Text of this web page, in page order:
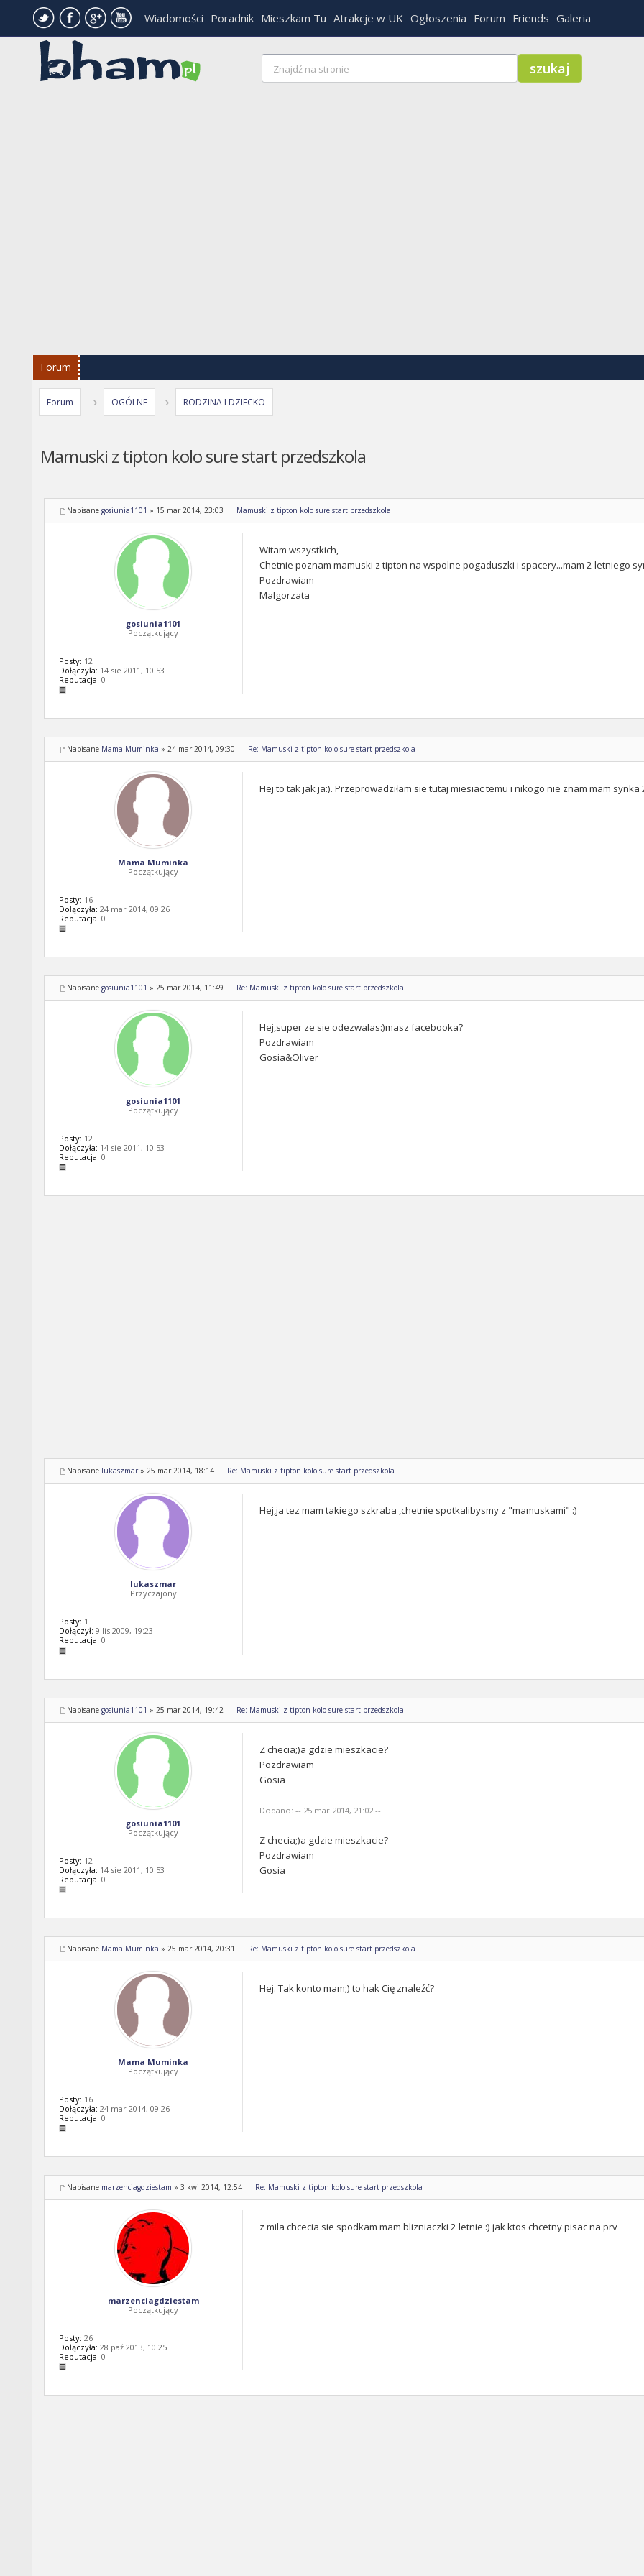
Wiadomości Poradnik Mieszkam Tu Atrakcje w UK Ogłoszenia Forum Friends Galeria
Forum
Forum OGÓLNE RODZINA I DZIECKO
Mamuski z tipton kolo sure start przedszkola
Napisane gosiunia1101 » 15 mar 2014, 23:03 Mamuski z tipton kolo sure start przedszkola
Witam wszystkich,
Chetnie poznam mamuski z tipton na wspolne pogaduszki i spacery...mam 2 letniego
Pozdrawiam
Malgorzata
gosiunia1101
Początkujący
Posty: 12
Dołączyła: 14 sie 2011, 10:53
Reputacja: 0
Napisane Mama Muminka » 24 mar 2014, 09:30 Re: Mamuski z tipton kolo sure start przedszkola
Hej to tak jak ja:). Przeprowadziłam sie tutaj miesiac temu i nikogo nie znam mam
Mama Muminka
Początkujący
Posty: 16
Dołączyła: 24 mar 2014, 09:26
Reputacja: 0
Napisane gosiunia1101 » 25 mar 2014, 11:49 Re: Mamuski z tipton kolo sure start przedszkola
Hej,super ze sie odezwalas:)masz facebooka?
Pozdrawiam
Gosia&Oliver
gosiunia1101
Początkujący
Posty: 12
Dołączyła: 14 sie 2011, 10:53
Reputacja: 0
Napisane lukaszmar» 25 mar 2014, 18:14 Re: Mamuski z tipton kolo sure start przedszkola
Hej,ja tez mam takiego szkraba ,chetnie spotkalibysmy z "mamuskami" :)
lukaszmar
Przyczajony
Posty: 1
Dołączył: 9 lis 2009, 19:23
Reputacja: 0
Napisane gosiunia1101 » 25 mar 2014, 19:42 Re: Mamuski z tipton kolo sure start przedszkola
Z checia;)a gdzie mieszkacie?
Pozdrawiam
Gosia
Dodano: -- 25 mar 2014, 21:02 --
Z checia;)a gdzie mieszkacie?
Pozdrawiam
Gosia
gosiunia1101
Początkujący
Posty: 12
Dołączyła: 14 sie 2011, 10:53
Reputacja: 0
Napisane Mama Muminka » 25 mar 2014, 20:31 Re: Mamuski z tipton kolo sure start przedszkola
Hej. Tak konto mam;) to hak Cię znaleźć?
Mama Muminka
Początkujący
Posty: 16
Dołączyła: 24 mar 2014, 09:26
Reputacja: 0
Napisane marzenciagdziestam » 3 kwi 2014, 12:54 Re: Mamuski z tipton kolo sure start przedszkola
z mila chcecia sie spodkam mam blizniaczki 2 letnie :) jak ktos chcetny pisac na prv
marzenciagdziestam
Początkujący
Posty: 26
Dołączyła: 28 paź 2013, 10:25
Reputacja: 0